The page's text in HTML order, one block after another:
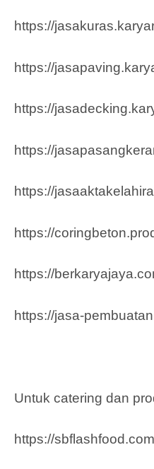
https://
https://
https://
https://
https://
https://
https://
https://jasa-
Untuk catering dan
https://